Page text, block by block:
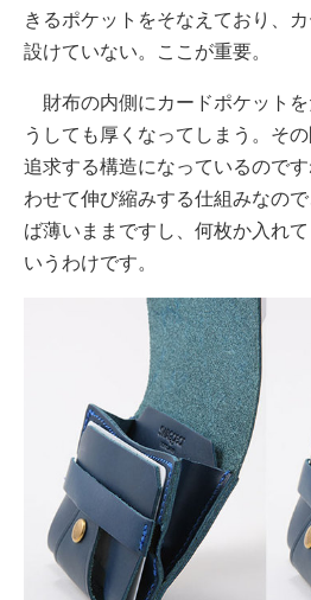
きるポケットをそなえており、
設けていない。ここが重要。
財布の内側にカードポケット
うしても厚くなってしまう。そ
追求する構造になっているので
わせて伸び縮みする仕組みなの
ば薄いままですし、何枚か入れ
いうわけです。